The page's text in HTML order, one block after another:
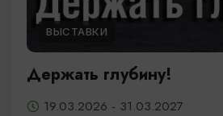
ВЫСТАВКИ
Держать глубину!
19.03.2026 - 31.03.2027